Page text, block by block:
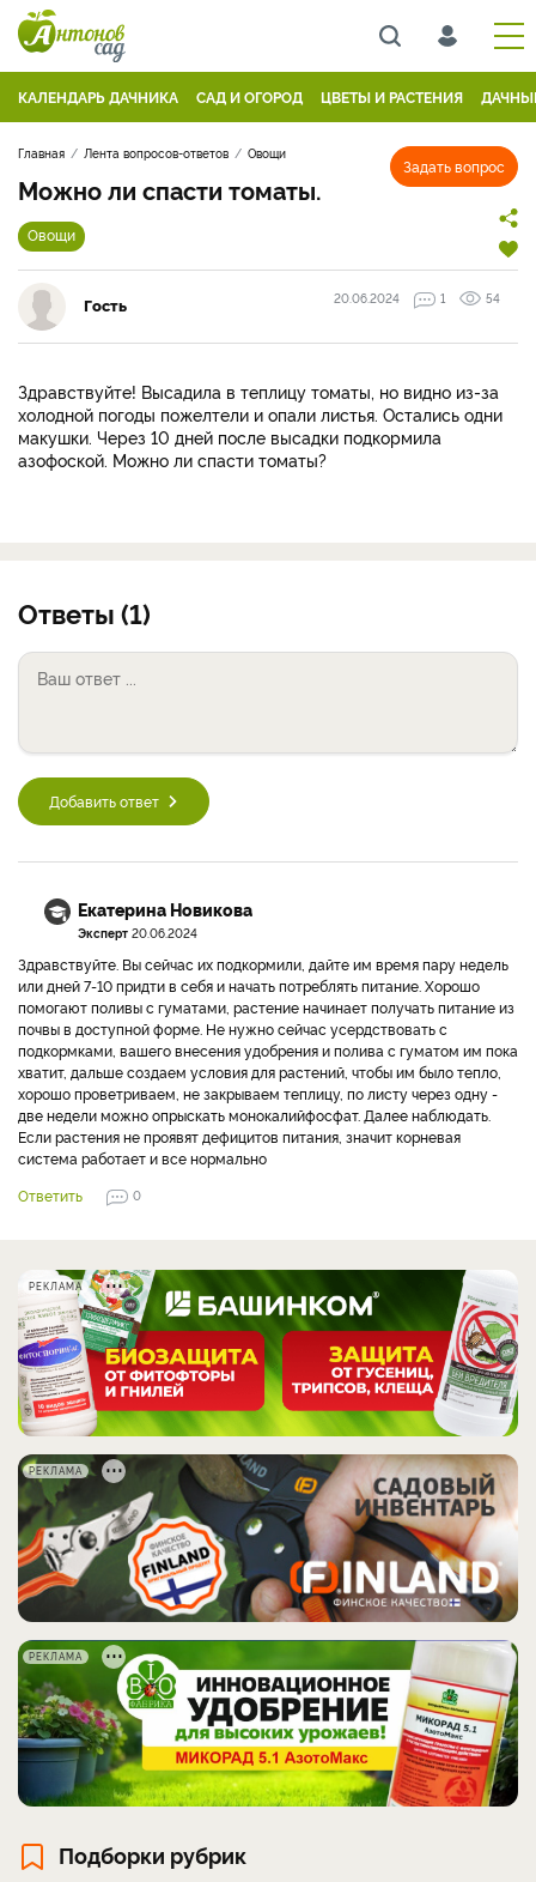
КАЛЕНДАРЬ ДАЧНИКА САД И ОГОРОД ЦВЕТЫ И РАСТЕНИЯ
Задать вопрос
Главная Лента вопросов-ответов Овощи
Можно ли спасти томаты.
Овощи
Гость 20.06.2024 1 54
Здравствуйте! Высадила в теплицу томаты, но видно из-за
холодной погоды пожелтели и опали листья. Остались одни
макушки. Через 10 дней после высадки подкормила
азофоской. Можно ли спасти томаты?
Ответы (1)
Добавить ответ
Екатерина Новикова
Эксперт 20.06.2024
Здравствуйте. Вы сейчас их подкормили, дайте им время пару недель
или дней 7-10 придти в себя и начать потреблять питание. Хорошо
помогают поливы с гуматами, растение начинает получать питание из
почвы в доступной форме. Не нужно сейчас усердствовать с
подкормками, вашего внесения удобрения и полива с гуматом им пока
хватит, дальше создаем условия для растений, чтобы им было тепло,
хорошо проветриваем, не закрываем теплицу, по листу через одну -
две недели можно опрыскать монокалийфосфат. Далее наблюдать.
Если растения не проявят дефицитов питания, значит корневая
система работает и все нормально
Ответить
0
РЕКЛАМА
РЕКЛАМА
РЕКЛАМА
Подборки рубрик